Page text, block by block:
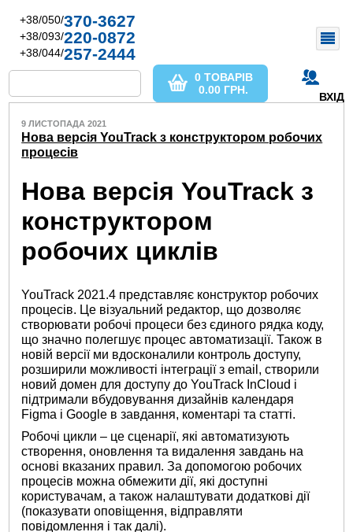
+38/050/370-3627
+38/093/220-0872
+38/044/257-2444
ВХІД
0 ТОВАРІВ
0.00 ГРН.
9 ЛИСТОПАДА 2021
Нова версія YouTrack з конструктором робочих
процесів
Нова версія YouTrack з
конструктором
робочих циклів
YouTrack 2021.4 представляє конструктор робочих
процесів. Це візуальний редактор, що дозволяє
створювати робочі процеси без єдиного рядка коду,
що значно полегшує процес автоматизації. Також в
новій версії ми вдосконалили контроль доступу,
розширили можливості інтеграції з email, створили
новий домен для доступу до YouTrack InCloud і
підтримали вбудовування дизайнів календаря
Figma і Google в завдання, коментарі та статті.
Робочі цикли – це сценарії, які автоматизують
створення, оновлення та видалення завдань на
основі вказаних правил. За допомогою робочих
процесів можна обмежити дії, які доступні
користувачам, а також налаштувати додаткові дії
(показувати оповіщення, відправляти
повідомлення і так далі).